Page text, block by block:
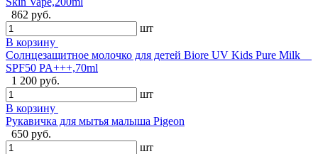
862 руб.
шт
В корзину
Солнцезащитное молочко для детей Biore UV Kids Pure Milk
SPF50 PA+++,70ml
1 200 руб.
шт
В корзину
Рукавичка для мытья малыша Pigeon
650 руб.
шт